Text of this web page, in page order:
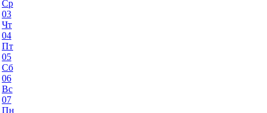
Ср
03
Чт
04
Пт
05
Сб
06
Вс
07
Пн